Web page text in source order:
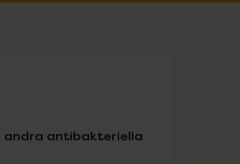
andra antibakteriella